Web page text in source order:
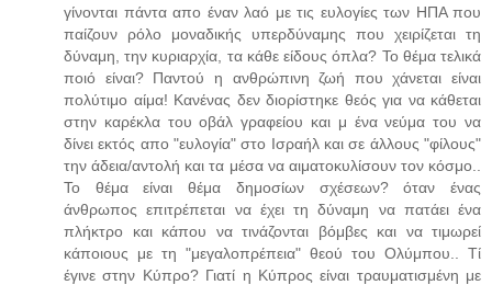
γίνονται πάντα απο έναν λαό με τις ευλογίες των ΗΠΑ που
παίζουν ρόλο μοναδικής υπερδύναμης που χειρίζεται τη
δύναμη, την κυριαρχία, τα κάθε είδους όπλα? Το θέμα τελικά
ποιό είναι? Παντού η ανθρώπινη ζωή που χάνεται είναι
πολύτιμο αίμα! Κανένας δεν διορίστηκε θεός για να κάθεται
στην καρέκλα του οβάλ γραφείου και μ ένα νεύμα του να
δίνει εκτός απο "ευλογία" στο Ισραήλ και σε άλλους "φίλους"
την άδεια/αντολή και τα μέσα να αιματοκυλίσουν τον κόσμο..
Το θέμα είναι θέμα δημοσίων σχέσεων? όταν ένας
άνθρωπος επιτρέπεται να έχει τη δύναμη να πατάει ένα
πλήκτρο και κάπου να τινάζονται βόμβες και να τιμωρεί
κάποιους με τη "μεγαλοπρέπεια" θεού του Ολύμπου.. Τί
έγινε στην Κύπρο? Γιατί η Κύπρος είναι τραυματισμένη με